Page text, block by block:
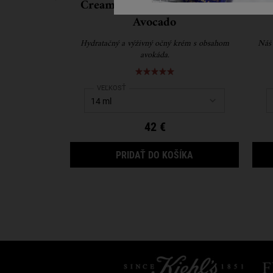
Creamy Eye Treatment with
Avocado
Hydratačný a výživný očný krém s obsahom
avokáda.
Select a
VEĽKOSŤ
42 €
PRIDAŤ DO KOŠÍKA CREAMY EYE